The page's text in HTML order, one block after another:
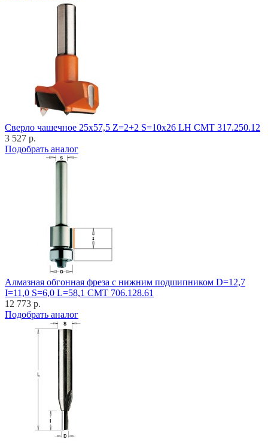
Cверло чашечное 25x57,5 Z=2+2 S=10x26 LH CMT 317.250.12
3 527 р.
Подобрать аналог
Алмазная обгонная фреза с нижним подшипником D=12,7
I=11,0 S=6,0 L=58,1 CMT 706.128.61
12 773 р.
Подобрать аналог